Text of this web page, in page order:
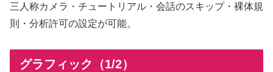
三人称カメラ・チュートリアル・会話のスキップ・裸体規
則・分析許可の設定が可能。
グラフィック（1/2）